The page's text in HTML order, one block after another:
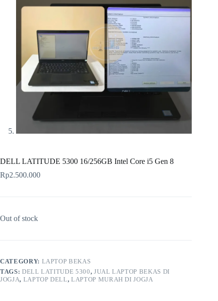
DELL LATITUDE 5300 16/256GB Intel Core i5 Gen 8
Rp2.500.000
Out of stock
CATEGORY: LAPTOP BEKAS
TAGS: DELL LATITUDE 5300, JUAL LAPTOP BEKAS DI
JOGJA, LAPTOP DELL,LAPTOP MURAH DI JOGJA